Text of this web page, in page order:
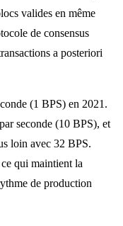
valides en même
de consensus
a posteriori
(1 BPS) en 2021.
seconde (10 BPS), et
loin avec 32 BPS.
qui maintient la
de production